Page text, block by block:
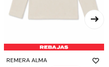
REMERA ALMA